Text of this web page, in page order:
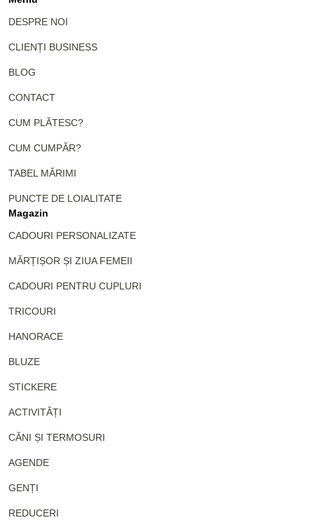
DESPRE NOI
CLIENȚI BUSINESS
BLOG
CONTACT
CUM PLĂTESC?
CUM CUMPĂR?
TABEL MĂRIMI
PUNCTE DE LOIALITATE
Magazin
CADOURI PERSONALIZATE
MĂRȚIȘOR ȘI ZIUA FEMEII
CADOURI PENTRU CUPLURI
TRICOURI
HANORACE
BLUZE
STICKERE
ACTIVITĂȚI
CĂNI ȘI TERMOSURI
AGENDE
GENȚI
REDUCERI